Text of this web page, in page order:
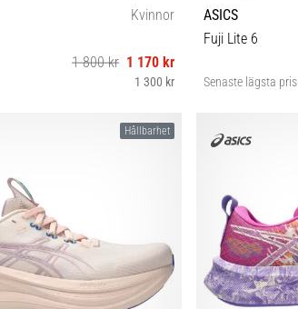
Kvinnor
1 800 kr 1 170 kr
1 300 kr
ASICS
Fuji Lite 6
Senaste lägsta pris
Hållbarhet